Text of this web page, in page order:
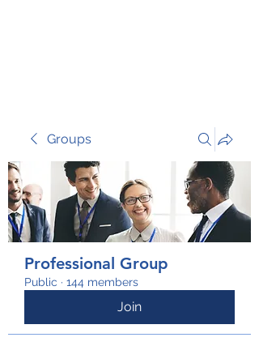
Groups
Professional Group
Public · 144 members
Join